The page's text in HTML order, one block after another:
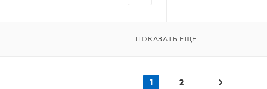
ПОКАЗАТЬ ЕЩЕ
1 2